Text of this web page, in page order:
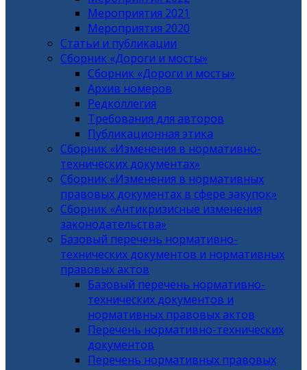
Мероприятия 2021
Мероприятия 2020
Статьи и публикации
Сборник «Дороги и мосты»
Сборник «Дороги и мосты»
Архив номеров
Редколлегия
Требования для авторов
Публикационная этика
Сборник «Изменения в нормативно-
технических документах»
Сборник «Изменения в нормативных
правовых документах в сфере закупок»
Сборник «Антикризисные изменения
законодательства»
Базовый перечень нормативно-
технических документов и нормативных
правовых актов
Базовый перечень нормативно-
технических документов и
нормативных правовых актов
Перечень нормативно-технических
документов
Перечень нормативных правовых